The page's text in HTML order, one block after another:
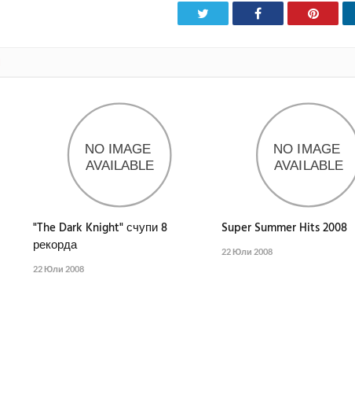
Facebook Pinterest
"The Dark Knight" счупи 8
рекорда
22 Юли 2008
Super Summer Hits 2008
22 Юли 2008